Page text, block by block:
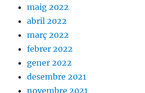
maig 2022
abril 2022
març 2022
febrer 2022
gener 2022
desembre 2021
novembre 2021